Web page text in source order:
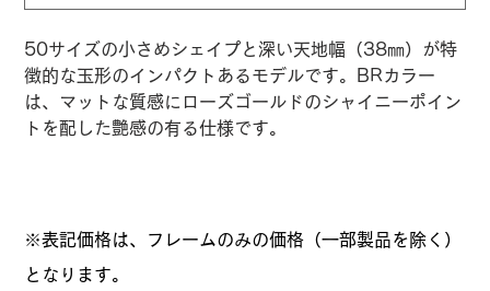
50サイズの小さめシェイプと深い天地幅（38㎜）が特
徴的な玉形のインパクトあるモデルです。BRカラー
は、マットな質感にローズゴールドのシャイニーポイン
トを配した艶感の有る仕様です。
※表記価格は、フレームのみの価格（一部製品を除く）
となります。